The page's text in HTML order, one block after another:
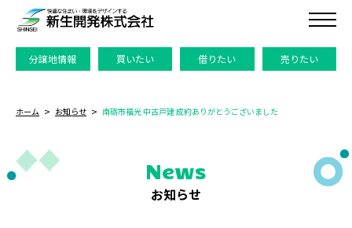
分譲地情報 買いたい 借りたい 売りたい
ホーム お知らせ 南砺市福光 中古戸建 成約ありがとうございました
News
お知らせ